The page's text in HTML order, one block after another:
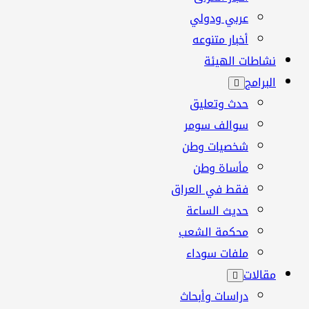
عربي ودولي
أخبار متنوعه
نشاطات الهيئة
البرامج
حدث وتعليق
سوالف سومر
شخصيات وطن
مأساة وطن
فقط في العراق
حديث الساعة
محكمة الشعب
ملفات سوداء
مقالات
دراسات وأبحاث